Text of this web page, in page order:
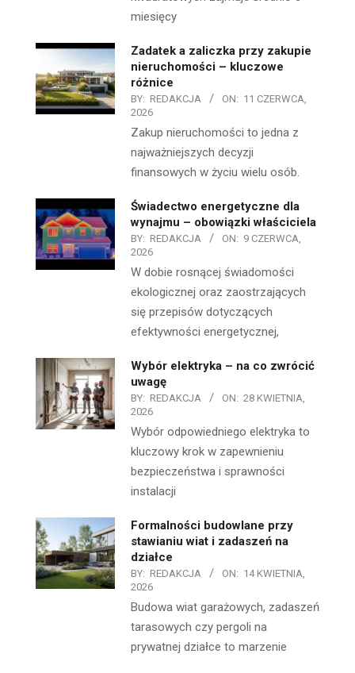
miesięcy
Zadatek a zaliczka przy zakupie
nieruchomości – kluczowe
różnice
BY: REDAKCJA ON: 11 CZERWCA,
2026
Zakup nieruchomości to jedna z
najważniejszych decyzji
finansowych w życiu wielu osób.
Świadectwo energetyczne dla
wynajmu – obowiązki właściciela
BY: REDAKCJA ON: 9 CZERWCA,
2026
W dobie rosnącej świadomości
ekologicznej oraz zaostrzających
się przepisów dotyczących
efektywności energetycznej,
Wybór elektryka – na co zwrócić
uwagę
BY: REDAKCJA ON: 28 KWIETNIA,
2026
Wybór odpowiedniego elektryka to
kluczowy krok w zapewnieniu
bezpieczeństwa i sprawności
instalacji
Formalności budowlane przy
stawianiu wiat i zadaszeń na
działce
BY: REDAKCJA ON: 14 KWIETNIA,
2026
Budowa wiat garażowych, zadaszeń
tarasowych czy pergoli na
prywatnej działce to marzenie